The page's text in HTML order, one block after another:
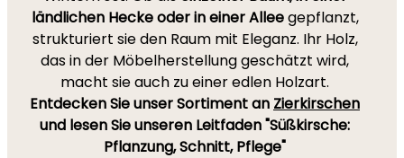
ländlichen Hecke oder in einer Alleegepflanzt,
strukturiert sie den Raum mit Eleganz. Ihr Holz,
das in der Möbelherstellung geschätzt wird,
macht sie auch zu einer edlen Holzart.
Entdecken Sie unser Sortiment an Zierkirschen
und lesen Sie unseren Leitfaden "Süßkirsche:
Pflanzung, Schnitt, Pflege"